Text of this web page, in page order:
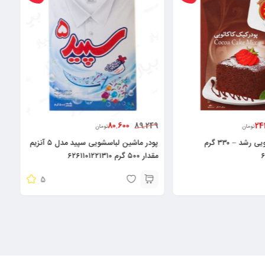
80.600
پودر ماشین لباسشویی سپید مدل ۵ آنزیم
5
225.000
کیسه زباله رولی متوسط ۴۲عددی
پلاس ۶۲۶۰۰۱۰۵۱۱۹۹۴